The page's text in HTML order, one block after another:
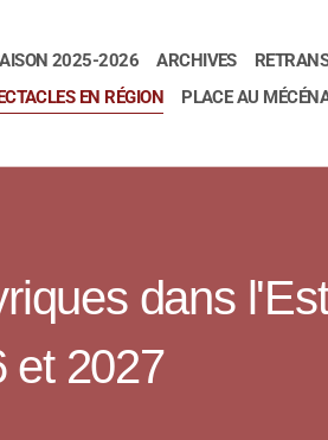
2025-2026 ARCHIVES
EN RÉGION
PLACE AU
dans
et 2027